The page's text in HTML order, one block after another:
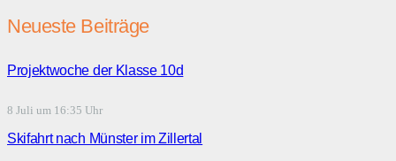
Neueste Beiträge
Projektwoche der Klasse 10d
8 Juli um 16:35 Uhr
Skifahrt nach Münster im Zillertal